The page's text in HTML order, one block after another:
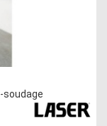
soudage